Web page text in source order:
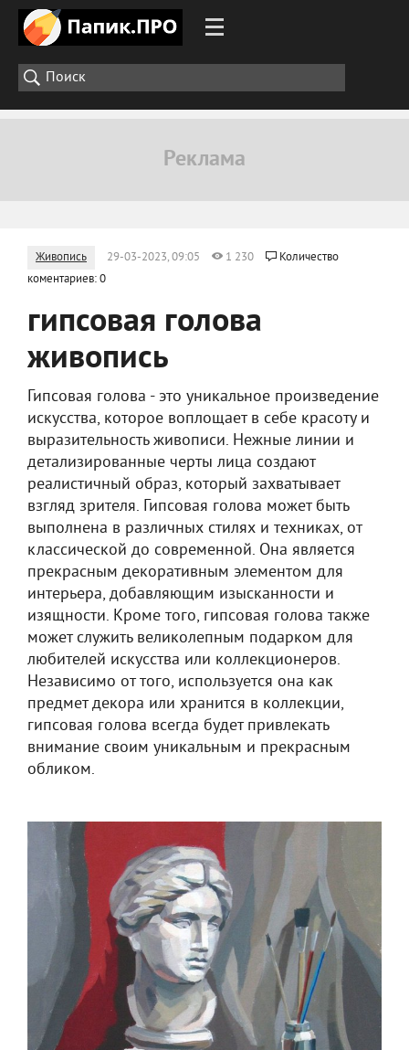
Живопись 29-03-2023, 09:05 1 230
Количество
коментариев: 0
гипсовая голова
живопись
Гипсовая голова - это уникальное произведение
искусства, которое воплощает в себе красоту и
выразительность живописи. Нежные линии и
детализированные черты лица создают
реалистичный образ, который захватывает
взгляд зрителя. Гипсовая голова может быть
выполнена в различных стилях и техниках, от
классической до современной. Она является
прекрасным декоративным элементом для
интерьера, добавляющим изысканности и
изящности. Кроме того, гипсовая голова также
может служить великолепным подарком для
любителей искусства или коллекционеров.
Независимо от того, используется она как
предмет декора или хранится в коллекции,
гипсовая голова всегда будет привлекать
внимание своим уникальным и прекрасным
обликом.